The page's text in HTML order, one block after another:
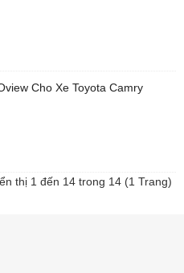
Cho Xe Toyota Camry
thị 1 đến 14 trong 14 (1 Trang)